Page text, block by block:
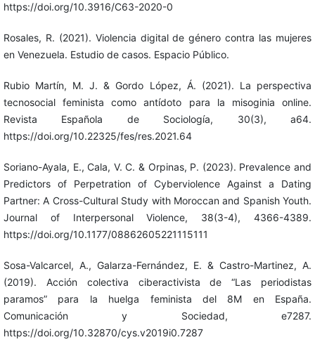
https://doi.org/10.3916/C63-2020-0
Rosales, R. (2021). Violencia digital de género contra las mujeres
en Venezuela. Estudio de casos. Espacio Público.
Rubio Martín, M. J. & Gordo López, Á. (2021). La perspectiva
tecnosocial feminista como antídoto para la misoginia online.
Revista Española de Sociología, 30(3), a64.
https://doi.org/10.22325/fes/res.2021.64
Soriano-Ayala, E., Cala, V. C. & Orpinas, P. (2023). Prevalence and
Predictors of Perpetration of Cyberviolence Against a Dating
Partner: A Cross-Cultural Study with Moroccan and Spanish Youth.
Journal of Interpersonal Violence, 38(3-4), 4366-4389.
https://doi.org/10.1177/08862605221115111
Sosa-Valcarcel, A., Galarza-Fernández, E. & Castro-Martinez, A.
(2019). Acción colectiva ciberactivista de “Las periodistas
paramos” para la huelga feminista del 8M en España.
Comunicación y Sociedad, e7287.
https://doi.org/10.32870/cys.v2019i0.7287